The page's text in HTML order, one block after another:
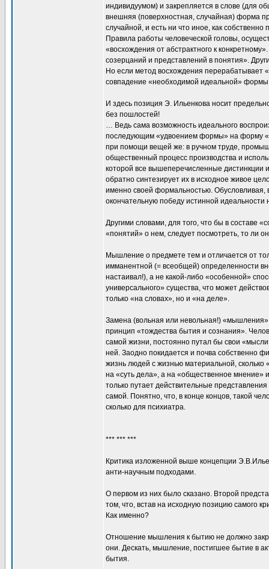
индивидуумом) и закрепляется в слове (для
внешняя (поверхностная, случайная) форма
случайной, и есть ни что иное, как
Правила работы человеческой головы,
«восхождения от абстрактного к
созерцаний и представлений в понятия».
Но если метод восхождения перерабатывает
совпадение «необходимой идеальной»
И здесь позиция Э. Ильенкова носит
без пошлостей!
… Ведь сама возможность идеального
последующим «удвоением формы» на форму
при помощи вещей же: в ручном труде,
общественный процесс производства и
которой все вышеперечисленные дистинкции
обратно синтезирует их в исходное живое
именно своей формальностью. Обусловливая,
окончательную победу истинной
Другими словами, для того, что бы в составе
«понятий» о нем, следует посмотреть, то ли
Мышление о предмете тем и отличается от
имманентной (= всеобщей) определенности
настаивал!), а не какой-либо «особенной»
универсального» существа, что может
только «на словах», но и «на деле».
Замена (вольная или невольная!)
принцип «тождества бытия и сознания».
самой жизни, постоянно путал бы свои
ней. Заодно покидается и почва собственно
жизнь людей с жизнью материальной,
на «суть дела», а на «общественное мнение»
только путает действительные
самой. Понятно, что, в конце концов, такой
сколько для психиатра.
*** *** ***
Критика изложенной выше концепции
анти-научным подходами.
О первом из них было сказано. Второй
том, что, встав на исходную позицию самого
Как именно?
Отношение мышления к бытию не должно
они. Дескать, мышление, постигшее бытие в
бытия.